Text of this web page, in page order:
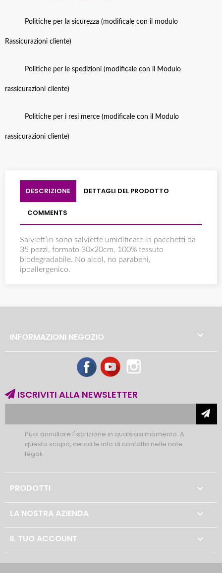
Politiche per la sicurezza (modificale con il modulo
Rassicurazioni cliente)
Politiche per le spedizioni (modificale con il Modulo
rassicurazioni cliente)
Politiche per i resi merce (modificale con il Modulo
rassicurazioni cliente)
DESCRIZIONE DETTAGLI DEL PRODOTTO
COMMENTS
Salviett’in sono salviette umidificate in pacchetti da
35 pezzi, formato 30x20cm, 100% tessuto
biodegradabile. No alcol, no parabeni,
ipoallergenico.
INFORMAZIONI NEGOZIO 
FacebookYouTube
ISCRIVITI ALLA NEWSLETTER
Puoi annullare l'iscrizione in qualsiasi momento. A
questo scopo, cerca le info di contatto nelle note
legali.
PRODOTTI 
LA NOSTRA AZIENDA 
IL TUO ACCOUNT 